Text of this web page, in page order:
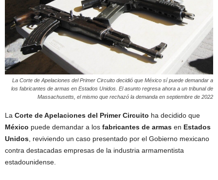
La Corte de Apelaciones del Primer Circuito decidió que México sí puede demandar a
los fabricantes de armas en Estados Unidos. El asunto regresa ahora a un tribunal de
Massachusetts, el mismo que rechazó la demanda en septiembre de 2022
La Corte de Apelaciones del Primer Circuito ha decidido que
México puede demandar a los fabricantes de armas en Estados
Unidos , reviviendo un caso presentado por el Gobierno mexicano
contra destacadas empresas de la industria armamentista
estadounidense.